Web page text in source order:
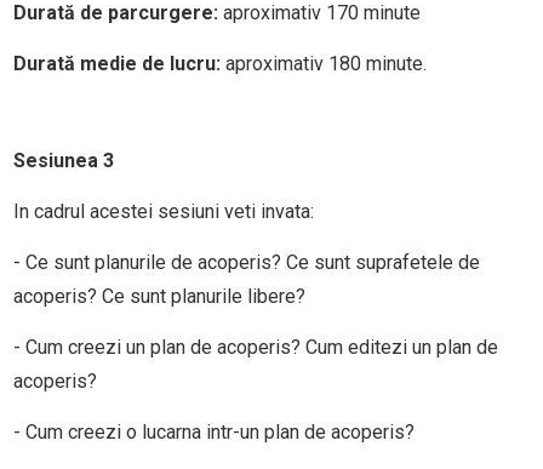
Durată de parcurgere:aproximativ 170 minute
Durată medie de lucru:aproximativ 180 minute.
Sesiunea 3
In cadrul acestei sesiuni veti invata:
- Ce sunt planurile de acoperis? Ce sunt suprafetele de
acoperis? Ce sunt planurile libere?
- Cum creezi un plan de acoperis? Cum editezi un plan de
acoperis?
- Cum creezi o lucarna intr-un plan de acoperis?